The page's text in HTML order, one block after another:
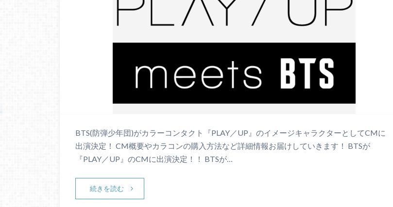
BTS(防弾少年団)がカラーコンタクト『PLAY／UP』のイメージキャラクターとしてCMに
出演決定！ CM概要やカラコンの購入方法など詳細情報お届けしていきます！ BTSが
『PLAY／UP』のCMに出演決定！！ BTSが…
続きを読む